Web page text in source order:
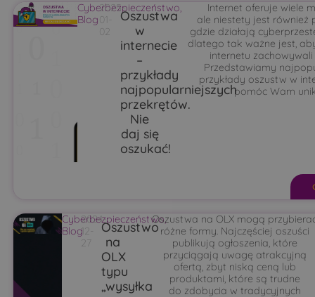
Cyberbezpieczeństwo,
Blog
2025-
01-
02
Oszustwa
w
internecie
–
przykłady
najpopularniejszych
przekrętów.
Nie
daj się
oszukać!
Internet oferuje wiele
ale niestety jest również
gdzie działają
dlatego tak ważne jest,
internetu zachowywali
Przedstawiamy
przykłady oszustw w
pomóc Wam
Cyberbezpieczeństwo,
Blog
2024-
12-
27
Oszustwo
na
OLX
typu
„wysyłka
Oszustwa na OLX mogą
różne formy. Najczęściej oszuści
publikują ogłoszenia, które
przyciągają uwagę atrakcyjną
ofertą, zbyt niską ceną lub
produktami, które są trudne
do zdobycia w tradycyjnych